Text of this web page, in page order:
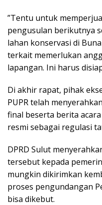
”Tentu untuk
pengusulan berikutnya
lahan konservasi di
terkait memerlukan
lapangan. Ini harus
Di akhir rapat, pihak
PUPR telah
final beserta berita
resmi sebagai regulasi
DPRD Sulut
tersebut kepada
mungkin dikirimkan
proses pengundangan
bisa dikebut.